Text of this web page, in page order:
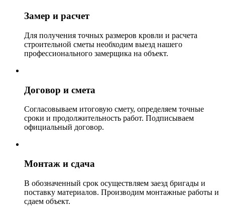
Замер и расчет
Для получения точных размеров кровли и расчета
строительной сметы необходим выезд нашего
профессионального замерщика на объект.
Договор и смета
Согласовываем итоговую смету, определяем точные
сроки и продолжительность работ. Подписываем
официальный договор.
Монтаж и сдача
В обозначенный срок осуществляем заезд бригады и
поставку материалов. Производим монтажные работы и
сдаем объект.